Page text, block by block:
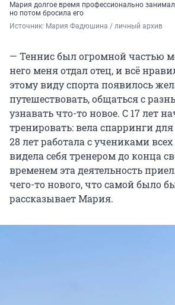
Мария долгое время профессионально
но потом бросила его
Источник: Мария Фадюшина / личный архив
— Теннис был огромной частью
него меня отдал отец, и всё
этому виду спорта появилось
путешествовать, общаться с
узнавать что-то новое. С 17 лет
тренировать: вела спарринги для
28 летработала с учениками
видела себя тренером до конца
временем эта деятельность
чего-то нового, что самой было
рассказывает Мария.